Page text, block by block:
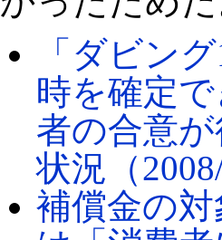
「ダビン
時を確定
者の合意
状況（
補償金の